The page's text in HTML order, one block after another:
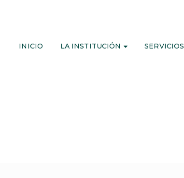
INICIO LA INSTITUCIÓN SERVICIOS